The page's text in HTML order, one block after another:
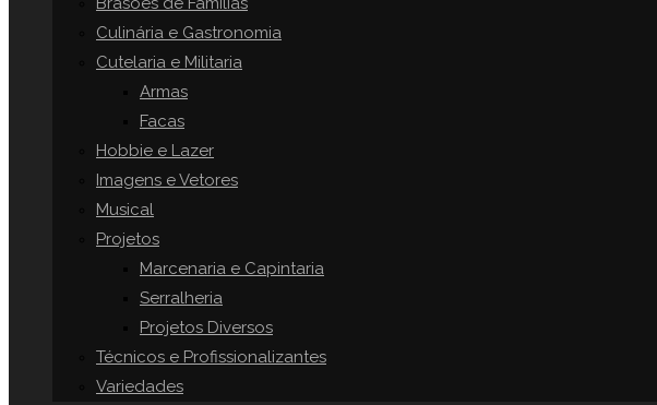
Culinária e Gastronomia
Cutelaria e Militaria
Armas
Facas
Hobbie e Lazer
Imagens e Vetores
Musical
Projetos
Marcenaria e Capintaria
Serralheria
Projetos Diversos
Técnicos e Profissionalizantes
Variedades